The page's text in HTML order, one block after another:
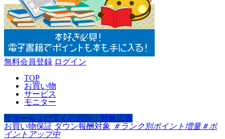
無料会員登録 ログイン
TOP
お買い物
サービス
モニター
サマーちょび宝くじ2026：対象広告
お買い物保証 ダウン報酬対象 ＃ランク別ポイント増量＃ポ
イントアップ中